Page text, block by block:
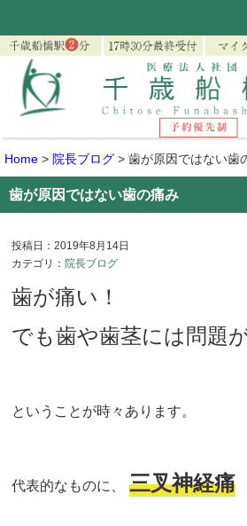
Home > 院長ブログ > 歯が原因ではない歯
歯が原因ではない歯の痛み
投稿日：2019年8月14日
カテゴリ： 院長ブログ
歯が痛い！
でも歯や歯茎には問題
ということが時々あります。
代表的なものに、 三叉神経痛